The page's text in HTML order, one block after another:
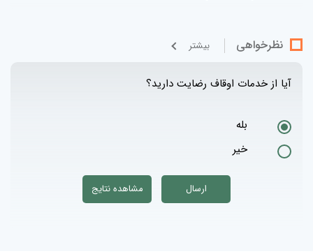
نظرخواهی بيشتر
آیا از خدمات اوقاف رضایت دارید؟
بله
خیر